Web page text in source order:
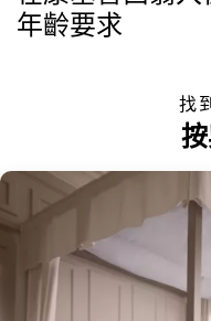
年齡要求
找